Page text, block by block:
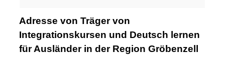
Adresse von Träger von
Integrationskursen und Deutsch lernen
für Ausländer in der Region Gröbenzell